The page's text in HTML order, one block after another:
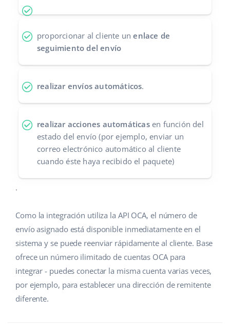
proporcionar al cliente unenlace de
seguimiento del envío
realizar envíos automáticos.
realizar acciones automáticasen función del
estado del envío (por ejemplo, enviar un
correo electrónico automático al cliente
cuando éste haya recibido el paquete)
.
Como la integración utiliza la API OCA, el número de
envío asignado está disponible inmediatamente en el
sistema y se puede reenviar rápidamente al cliente. Base
ofrece un número ilimitado de cuentas OCA para
integrar - puedes conectar la misma cuenta varias veces,
por ejemplo, para establecer una dirección de remitente
diferente.